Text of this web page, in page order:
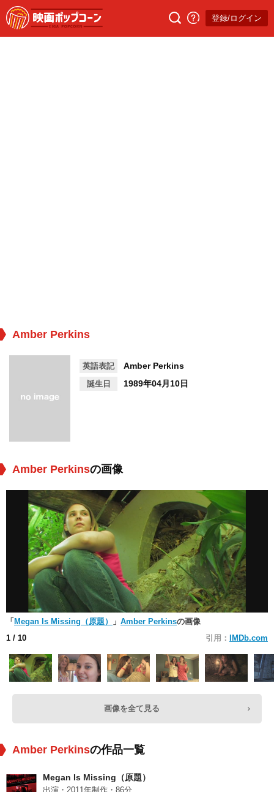
登録/ログイン
Amber Perkins
英語表記 Amber Perkins
誕生日 1989年04月10日
Amber Perkinsの画像
「 Megan Is Missing（原題） 」 Amber Perkinsの画像
1 / 10 引用： IMDb.com
画像を全て見る
Amber Perkinsの作品一覧
Megan Is Missing（原題）
出演・2011年制作・86分